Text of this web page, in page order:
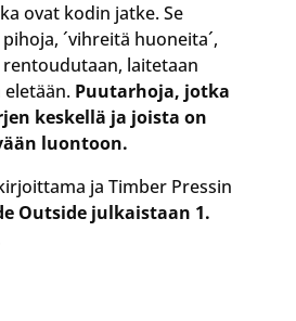
ovat kodin jatke. Se
´vihreitä huoneita´,
laitetaan
eletään. Puutarhoja, jotka
keskellä ja joista on
luontoon.
ja Timber Pressin
Outside julkaistaan 1.